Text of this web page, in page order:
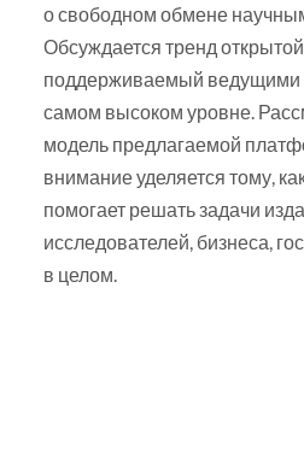
о свободном обмене
Обсуждается тренд
поддерживаемый ведущими
самом высоком уровне.
модель предлагаемой
внимание уделяется тому,
помогает решать задачи
исследователей, бизнеса,
в целом.